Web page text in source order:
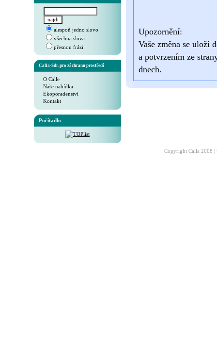
alespoň jedno slovo
všechna slova
přesnou frázi
Calla-Sdr. pro záchranu prostředí
O Calle
Naše nabídka
Ekoporadenství
Kontakt
Počítadlo
Upozornění:
Vaše změna se uloží
a potvrzením ze
dnech.
Copyright Calla 2008 |